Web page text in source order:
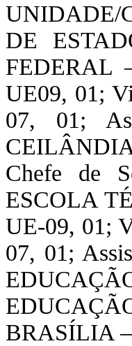
UNIDADE/
DE
FEDERAL
UE09, 01;
07, 01;
Chefe de
ESCOLA
UE-09, 01;
07, 01;
BRASÍLIA